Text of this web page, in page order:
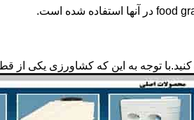
توجه به این که کشاورزی یکی از